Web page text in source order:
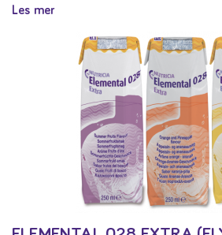
Les mer